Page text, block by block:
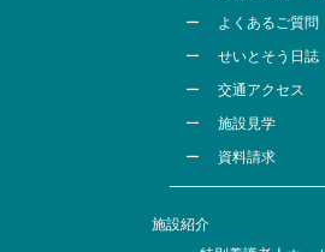
よくあるご質問
せいとそう日誌
交通アクセス
施設見学
資料請求
施設紹介